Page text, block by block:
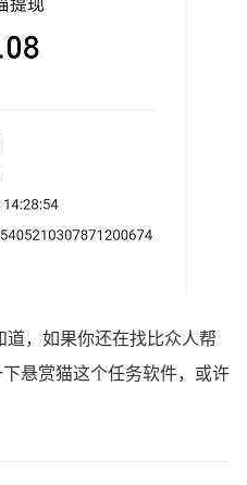
，如果你还在找比众人帮
悬赏猫这个任务软件，或许